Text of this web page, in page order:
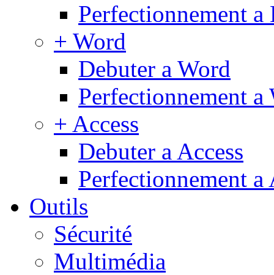
Perfectionnement a
+ Word
Debuter a Word
Perfectionnement a
+ Access
Debuter a Access
Perfectionnement a
Outils
Sécurité
Multimédia